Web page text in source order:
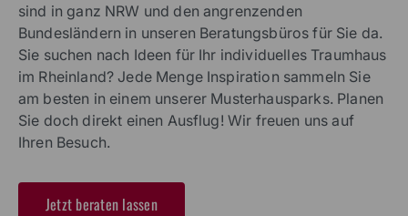
sind in ganz NRW und den angrenzenden
Bundesländern in unseren Beratungsbüros für Sie da.
Sie suchen nach Ideen für Ihr individuelles Traumhaus
im Rheinland? Jede Menge Inspiration sammeln Sie
am besten in einem unserer Musterhausparks. Planen
Sie doch direkt einen Ausflug! Wir freuen uns auf
Ihren Besuch.
Jetzt beraten lassen